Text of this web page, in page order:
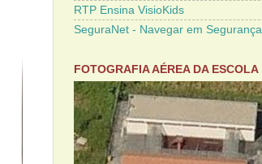
RTP Ensina VisioKids
SeguraNet - Navegar em Segurança
FOTOGRAFIA AÉREA DA ESCOLA